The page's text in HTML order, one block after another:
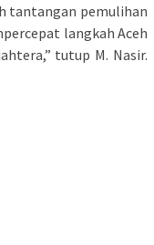
tantangan pemulihan
langkah Aceh
tutup M. Nasir.